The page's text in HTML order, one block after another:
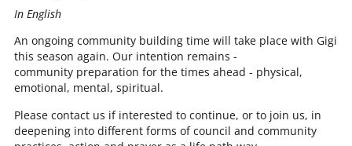
In English
An ongoing community building time will take place with Gigi
this season again. Our intention remains -
community preparation for the times ahead - physical,
emotional, mental, spiritual.
Please contact us if interested to continue, or to join us, in
deepening into different forms of council and community